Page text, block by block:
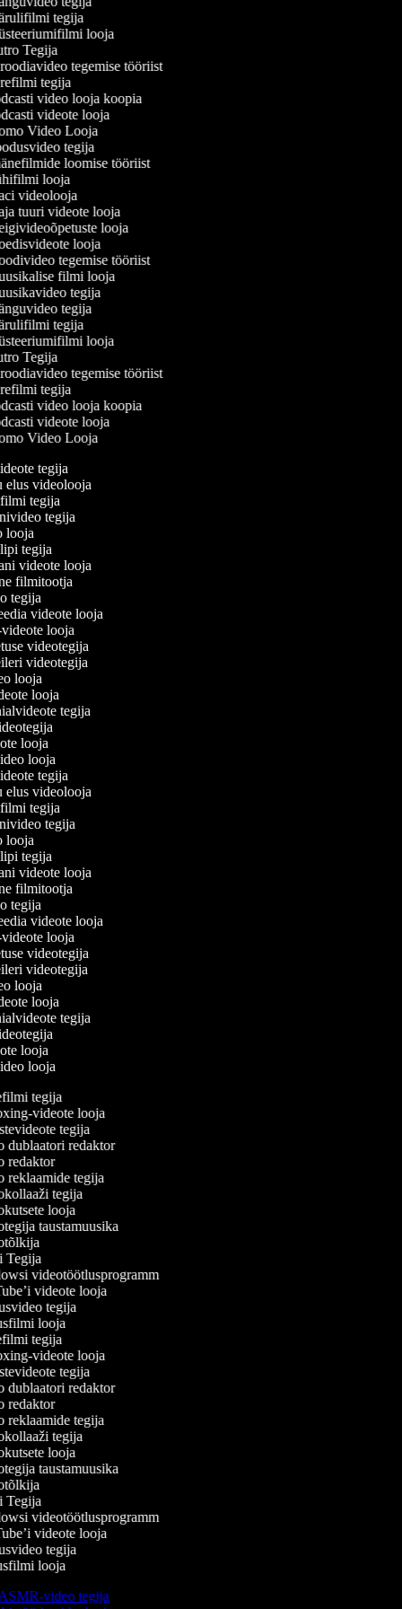
tegija
looja
Tegija
tegemise tööriist
tegija
video looja koopia
videote looja
Video Looja
tegija
loomise tööriist
looja
videolooja
tuuri videote looja
looja
looja
tegemise tööriist
filmi looja
tegija
tegija
tegija
looja
Tegija
tegemise tööriist
tegija
video looja koopia
videote looja
Video Looja
tegija
elus videolooja
filmi tegija
tegija
looja
tegija
videote looja
filmitootja
tegija
videote looja
videote looja
videotegija
videotegija
looja
looja
tegija
looja
looja
tegija
elus videolooja
filmi tegija
tegija
looja
tegija
videote looja
filmitootja
tegija
videote looja
videote looja
videotegija
videotegija
looja
looja
tegija
looja
looja
tegija
videote looja
tegija
redaktor
tegija
tegija
looja
taustamuusika
videotöötlusprogramm
videote looja
tegija
looja
tegija
videote looja
tegija
redaktor
tegija
tegija
looja
taustamuusika
videotöötlusprogramm
videote looja
tegija
looja
video tegija